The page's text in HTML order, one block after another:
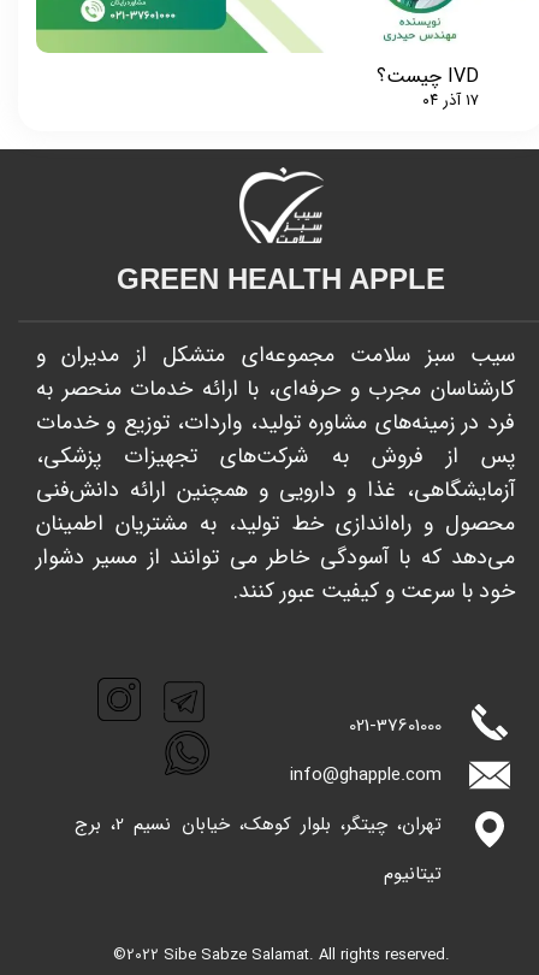
IVD چیست؟
۱۷ آذر ۰۴
©2022 Sibe Sabze Salamat. All rights reserved.
GREEN HEALTH APPLE​​​​​​​
سیب سبز سلامت مجموعه‌ای متشکل از مدیران و
کارشناسان مجرب و حرفه‌ای، با ارائه خدمات منحصر به
فرد در زمینه‌های مشاوره تولید، واردات، توزیع و خدمات
پس از فروش به شرکت‌های تجهیزات پزشکی،
آزمایشگاهی، غذا و دارویی و همچنین ارائه دانش‌فنی
محصول و راه‌اندازی خط تولید، به مشتریان اطمینان
می‌دهد که با آسودگی خاطر می توانند از مسیر دشوار
خود با سرعت و کیفیت عبور کنند. ​​​​​​​
021-37601000
info@ghappl​​​​​​​e.com
تهران، چیتگر، بلوار کوهک، خیابان نسیم 2، برج
تیتانیوم